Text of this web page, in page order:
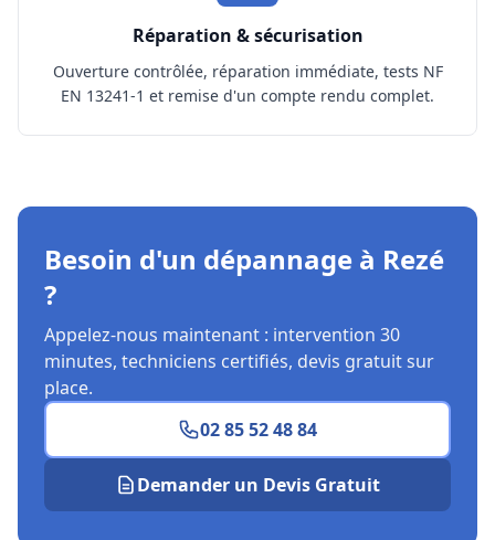
Réparation & sécurisation
Ouverture contrôlée, réparation immédiate, tests NF
EN 13241-1 et remise d'un compte rendu complet.
Besoin d'un dépannage à Rezé
?
Appelez-nous maintenant : intervention 30
minutes, techniciens certifiés, devis gratuit sur
place.
02 85 52 48 84
Demander un Devis Gratuit